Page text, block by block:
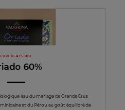
CHOCOLATS BIO
60%
issu du mariage de Grands Crus
et du Pérou au goût équilibré de